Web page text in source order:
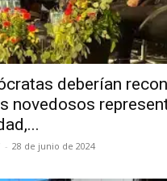
deberían
novedosos
- 28 de junio de 2024